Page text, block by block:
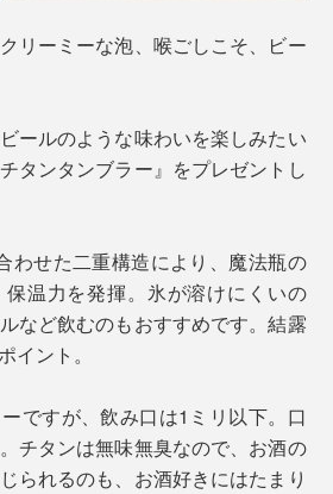
リーミーな泡、喉ごしこそ、ビー
ールのような味わいを楽しみたい
タンタンブラー』をプレゼントし
わせた二重構造により、魔法瓶の
温力を発揮。氷が溶けにくいの
など飲むのもおすすめです。結露
イント。
ですが、飲み口は1ミリ以下。口
チタンは無味無臭なので、お酒の
られるのも、お酒好きにはたまり